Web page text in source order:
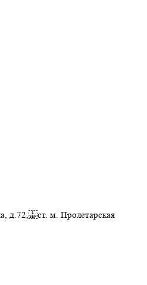
д.72, ст. м. Пролетарская